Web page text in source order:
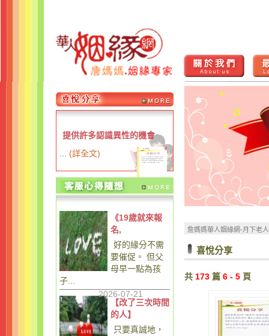
提供許多認識異性的機會
(詳全文)
《19歲就來報
名,
好的緣分不需
要催促。 但父
母早一點為孩
子...
2026-07-21
【改了三次時間
的人】
只要真誠地，
詹媽媽華人姻緣網-月下老
喜悅分享
共 173 篇 6 - 5 頁